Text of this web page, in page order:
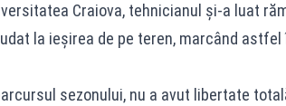
Craiova, tehnicianul și-a luat
la ieșirea de pe teren, marcând
sezonului, nu a avut libertate